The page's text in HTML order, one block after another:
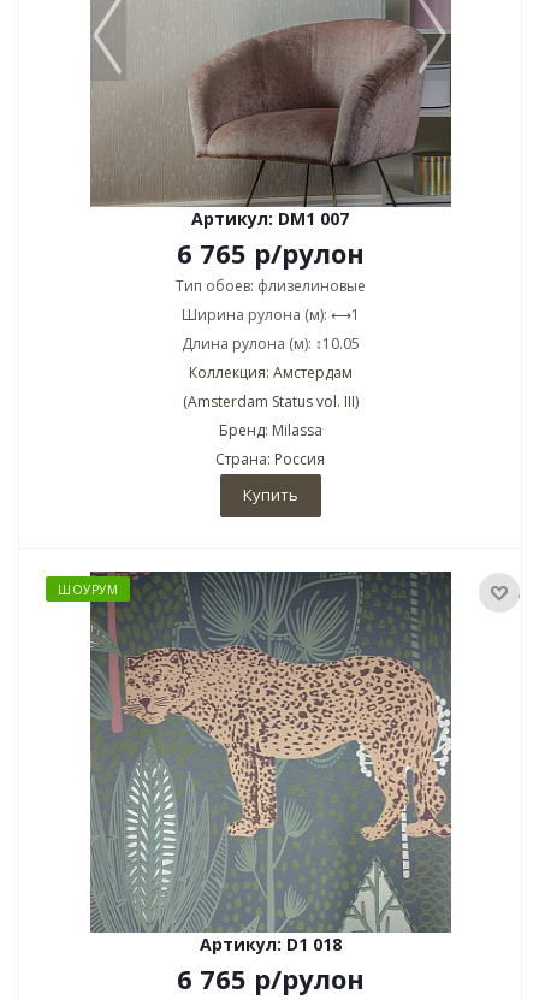
Артикул: DM1 007
6 765 р/рулон
Тип обоев: флизелиновые
Ширина рулона (м): ⟷1
Длина рулона (м): ↕10.05
Коллекция: Амстердам
(Amsterdam Status vol. III)
Бренд: Milassa
Страна: Россия
Купить
ШОУРУМ
Артикул: D1 018
6 765 р/рулон